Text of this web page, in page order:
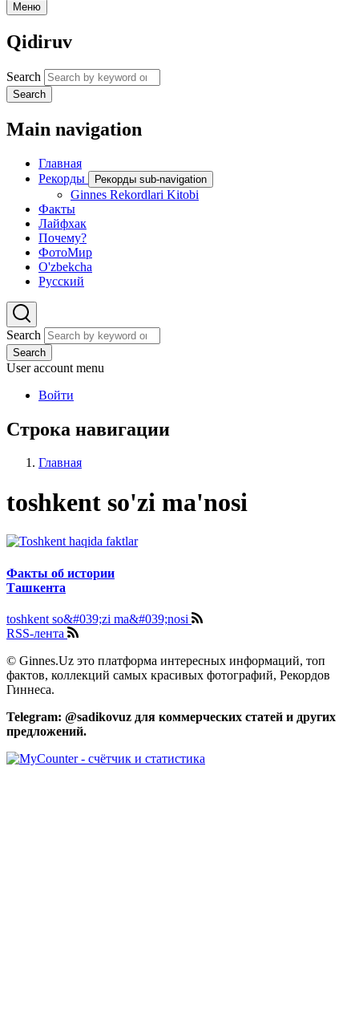
Меню
Qidiruv
Search
Search
Main navigation
Главная
Рекорды
Рекорды sub-navigation
Ginnes Rekordlari Kitobi
Факты
Лайфхак
Почему?
ФотоМир
O'zbekcha
Русский
Search
Search
User account menu
Войти
Строка навигации
Главная
toshkent so'zi ma'nosi
Факты об истории
Ташкента
toshkent so&#039;zi ma&#039;nosi
RSS-лента
© Ginnes.Uz это платформа интересных информаций, топ
фактов, коллекций самых красивых фотографий, Рекордов
Гиннеса.
Telegram: @sadikovuz для коммерческих статей и других
предложений.